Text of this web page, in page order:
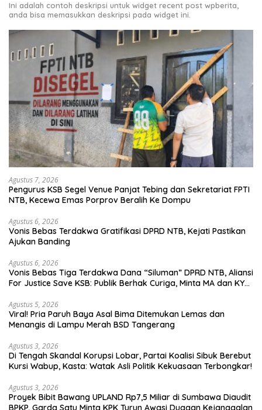
Ini adalah contoh deskripsi untuk widget recent post wpberita,
anda bisa memasukkan deskripsi pada widget ini.
Agustus 7, 2026
Pengurus KSB Segel Venue Panjat Tebing dan Sekretariat FPTI
NTB, Kecewa Emas Porprov Beralih Ke Dompu
Agustus 6, 2026
Vonis Bebas Terdakwa Gratifikasi DPRD NTB, Kejati Pastikan
Ajukan Banding
Agustus 6, 2026
Vonis Bebas Tiga Terdakwa Dana “Siluman” DPRD NTB, Aliansi
For Justice Save KSB: Publik Berhak Curiga, Minta MA dan KY
Agustus 5, 2026
Viral! Pria Paruh Baya Asal Bima Ditemukan Lemas dan
Menangis di Lampu Merah BSD Tangerang
Agustus 3, 2026
Di Tengah Skandal Korupsi Lobar, Partai Koalisi Sibuk Berebut
Kursi Wabup, Kasta: Watak Asli Politik Kekuasaan Terbongkar!
Agustus 3, 2026
Proyek Bibit Bawang UPLAND Rp7,5 Miliar di Sumbawa Diaudit
BPKP, Garda Satu Minta KPK Turun Awasi Dugaan Kejanggalan